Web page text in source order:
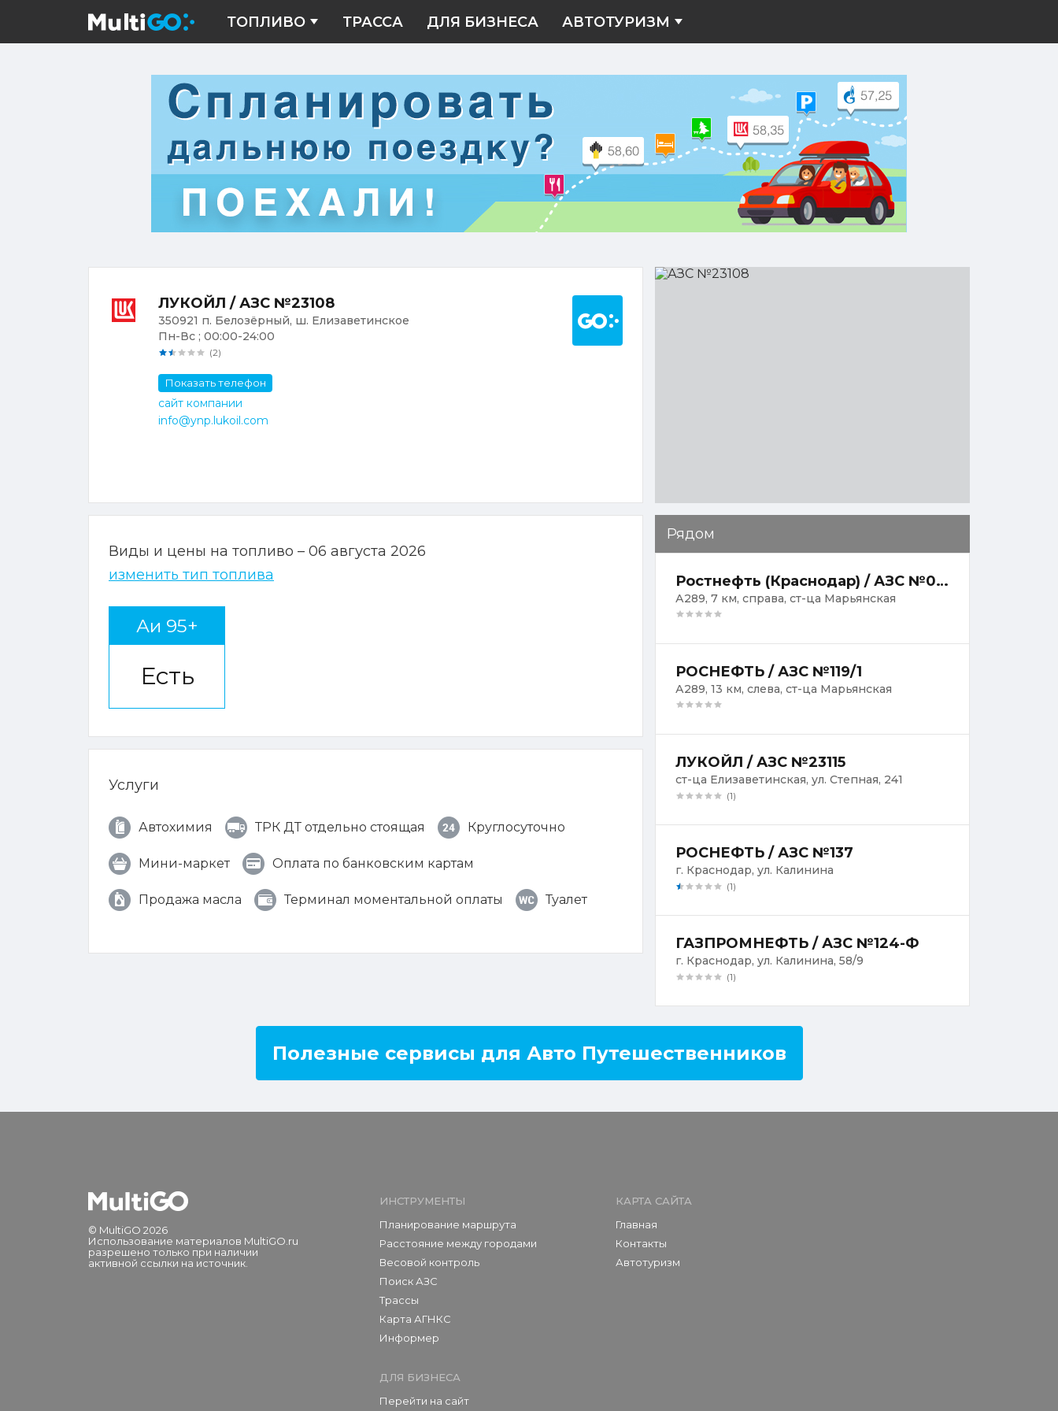
ТОПЛИВО ТРАССА ДЛЯ БИЗНЕСА АВТОТУРИЗМ
ЛУКОЙЛ / АЗС №23108
350921 п. Белозёрный, ш. Елизаветинское
Пн-Вс ; 00:00-24:00
(2)
Показать телефон
сайт компании
info@ynp.lukoil.com
Построить маршрут на Yandex.
АЗС
Виды и цены на топливо – 06 августа 2026
изменить тип топлива
Аи 95+
Есть
Услуги
Автохимия ТРК ДТ отдельно стоящая Круглосуточно
Мини-маркет Оплата по банковским картам
Продажа масла Терминал моментальной оплаты Туалет
Рядом
Ростнефть (Краснодар) / АЗС №007
А289, 7 км, справа, ст-ца Марьянская
РОСНЕФТЬ / АЗС №119/1
А289, 13 км, слева, ст-ца Марьянская
ЛУКОЙЛ / АЗС №23115
ст-ца Елизаветинская, ул. Степная, 241
(1)
РОСНЕФТЬ / АЗС №137
г. Краснодар, ул. Калинина
(1)
ГАЗПРОМНЕФТЬ / АЗС №124-Ф
г. Краснодар, ул. Калинина, 58/9
(1)
Полезные сервисы для Авто Путешественников
© MultiGO 2026
Использование материалов MultiGO.ru
разрешено только при наличии
активной ссылки на источник.
ИНСТРУМЕНТЫ
Планирование маршрута
Расстояние между городами
Весовой контроль
Поиск АЗС
Трассы
Карта АГНКС
Информер
ДЛЯ БИЗНЕСА
Перейти на сайт
КАРТА САЙТА
Главная
Контакты
Автотуризм